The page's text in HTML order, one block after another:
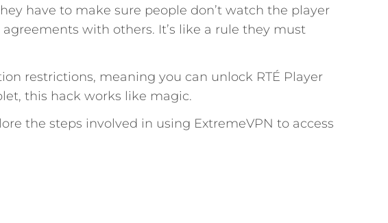
have to make sure people don’t watch the player
with others. It’s like a rule they must
restrictions, meaning you can unlock RTÉ Player
this hack works like magic.
the steps involved in using ExtremeVPN to access